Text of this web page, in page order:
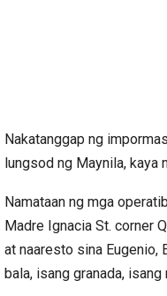
Nakatanggap ng
lungsod ng Maynila, kaya
Namataan ng mga
Madre Ignacia St. corner
at naaresto sina Eugenio,
bala, isang granada,